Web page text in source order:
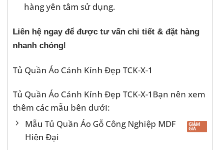
hàng yên tâm sử dụng.
Liên hệ ngay để được tư vấn chi tiết & đặt hàng
nhanh chóng!
Tủ Quần Áo Cánh Kính Đẹp TCK-X-1
Tủ Quần Áo Cánh Kính Đẹp TCK-X-1Bạn nên xem
thêm các mẫu bên dưới:
Mẫu Tủ Quần Áo Gỗ Công Nghiệp MDF
Hiện Đại